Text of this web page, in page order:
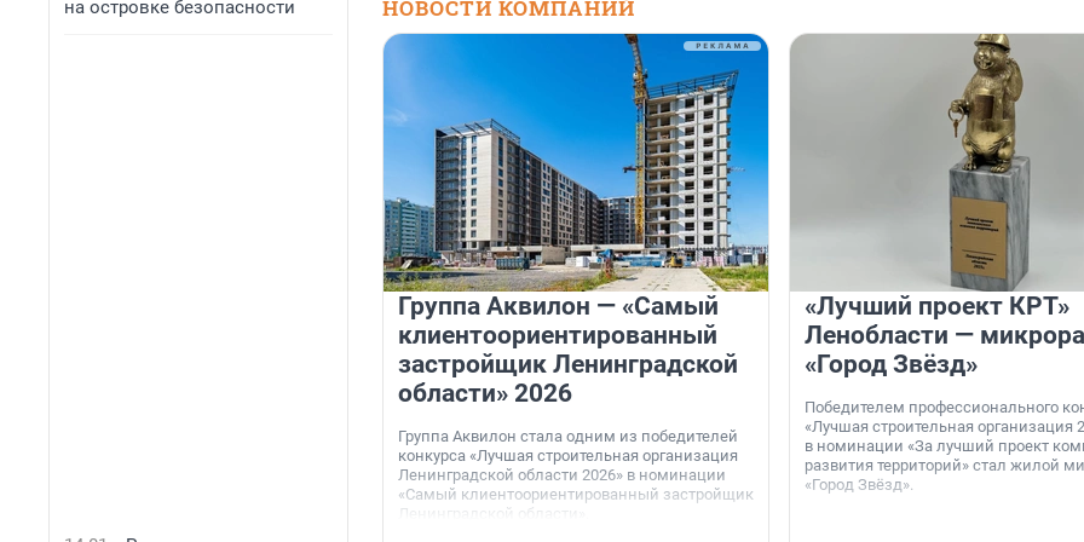
на островке безопасности
НОВОСТИ КОМПАНИЙ
Группа Аквилон — «Самый
клиентоориентированный
застройщик Ленинградской
области» 2026
Группа Аквилон стала одним из победителей
конкурса «Лучшая строительная организация
Ленинградской области 2026» в номинации
«Самый клиентоориентированный застройщик
Ленинградской области».
«Лучший проект КРТ»
Ленобласти —
«Город Звёзд»
Победителем профессионального
«Лучшая строительная организация
в номинации «За лучший проект
развития территорий» стал жилой
«Город Звёзд».